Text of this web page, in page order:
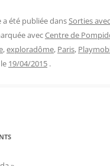
a été publiée dansSorties
avecCentre de
,exploradôme, Paris,
19/04/2015 .